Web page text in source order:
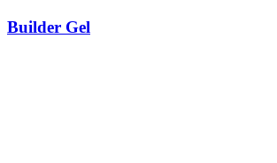
Builder Gel